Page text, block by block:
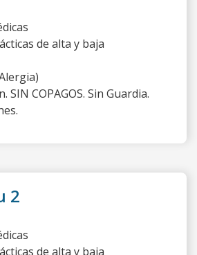
de alta y baja
SIN COPAGOS. Sin Guardia.
2
de alta y baja